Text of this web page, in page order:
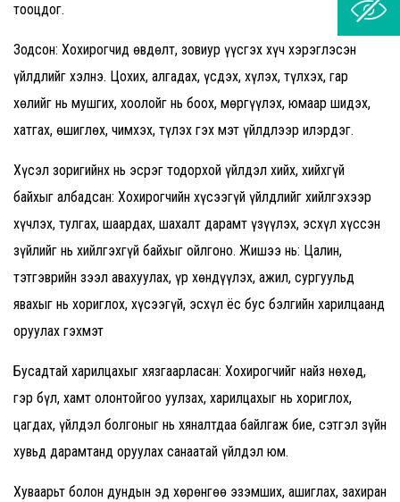
тооцдог.
Зодсон: Хохирогчид өвдөлт, зовиур үүсгэх хүч хэрэглэсэн
үйлдлийг хэлнэ. Цохих, алгадах, үсдэх, хүлэх, түлхэх, гар
хөлийг нь мушгих, хоолойг нь боох, мөргүүлэх, юмаар шидэх,
хатгах, өшиглөх, чимхэх, түлэх гэх мэт үйлдлээр илэрдэг.
Хүсэл зоригийнх нь эсрэг тодорхой үйлдэл хийх, хийхгүй
байхыг албадсан: Хохирогчийн хүсээгүй үйлдлийг хийлгэхээр
хүчлэх, тулгах, шаардах, шахалт дарамт үзүүлэх, эсхүл хүссэн
зүйлийг нь хийлгэхгүй байхыг ойлгоно. Жишээ нь: Цалин,
тэтгэврийн зээл авахуулах, үр хөндүүлэх, ажил, сургуульд
явахыг нь хориглох, хүсээгүй, эсхүл ёс бус бэлгийн харилцаанд
оруулах гэхмэт
Бусадтай харилцахыг хязгаарласан: Хохирогчийг найз нөхөд,
гэр бүл, хамт олонтойгоо уулзах, харилцахыг нь хориглох,
цагдах, үйлдэл болгоныг нь хяналтдаа байлгаж бие, сэтгэл зүйн
хувьд дарамтанд оруулах санаатай үйлдэл юм.
Хуваарьт болон дундын эд хөрөнгөө эзэмших, ашиглах, захиран